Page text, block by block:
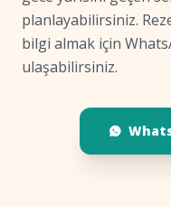
planlayabilirsiniz.
bilgi almak için
ulaşabilirsiniz.